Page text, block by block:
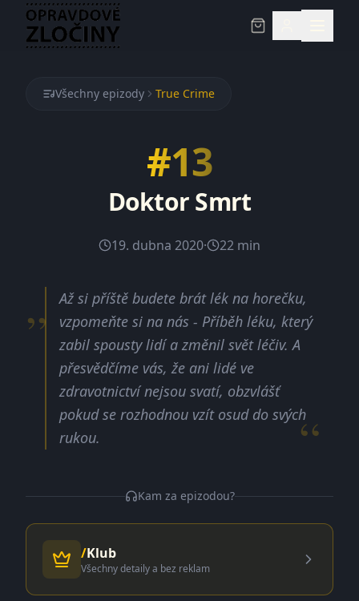
Všechny epizody True Crime
#13
Doktor Smrt
19. dubna 2020· 22 min
„
Až si příště budete brát lék na horečku,
vzpomeňte si na nás - Příběh léku, který
zabil spousty lidí a změnil svět léčiv. A
přesvědčíme vás, že ani lidé ve
zdravotnictví nejsou svatí, obzvlášť
pokud se rozhodnou vzít osud do svých
rukou.
“
Kam za epizodou?
/Klub
Všechny detaily a bez reklam